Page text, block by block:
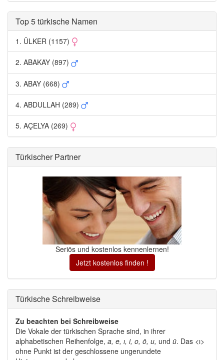
Top 5 türkische Namen
1. ÜLKER (1157)
2. ABAKAY (897)
3. ABAY (668)
4. ABDULLAH (289)
5. AÇELYA (269)
Türkischer Partner
Seriös und kostenlos kennenlernen!
Jetzt kostenlos finden !
Türkische Schreibweise
Zu beachten bei Schreibweise
Die Vokale der türkischen Sprache sind, in ihrer
alphabetischen Reihenfolge, a, e, ı, i, o, ö, u, und ü. Das <ı>
ohne Punkt ist der geschlossene ungerundete